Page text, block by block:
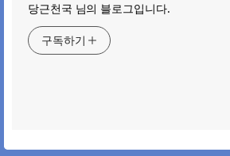
당근천국 님의 블로그입니다.
구독하기